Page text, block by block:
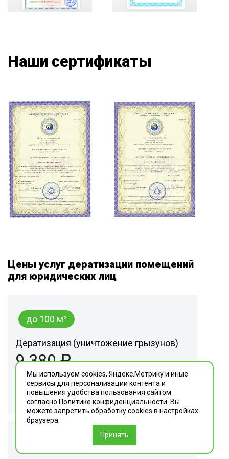
Наши сертификаты
Цены услуг дератизации помещений
для юридических лиц
до 100 м²
Дератизация (уничтожение грызунов)
9 380 ₽
Заказать
Мы используем cookies, Яндекс.Метрику и иные
сервисы для персонализации контента и
повышения удобства пользования сайтом
согласно Политике конфиденциальности . Вы
можете запретить обработку сookies в настройках
браузера.
Принять